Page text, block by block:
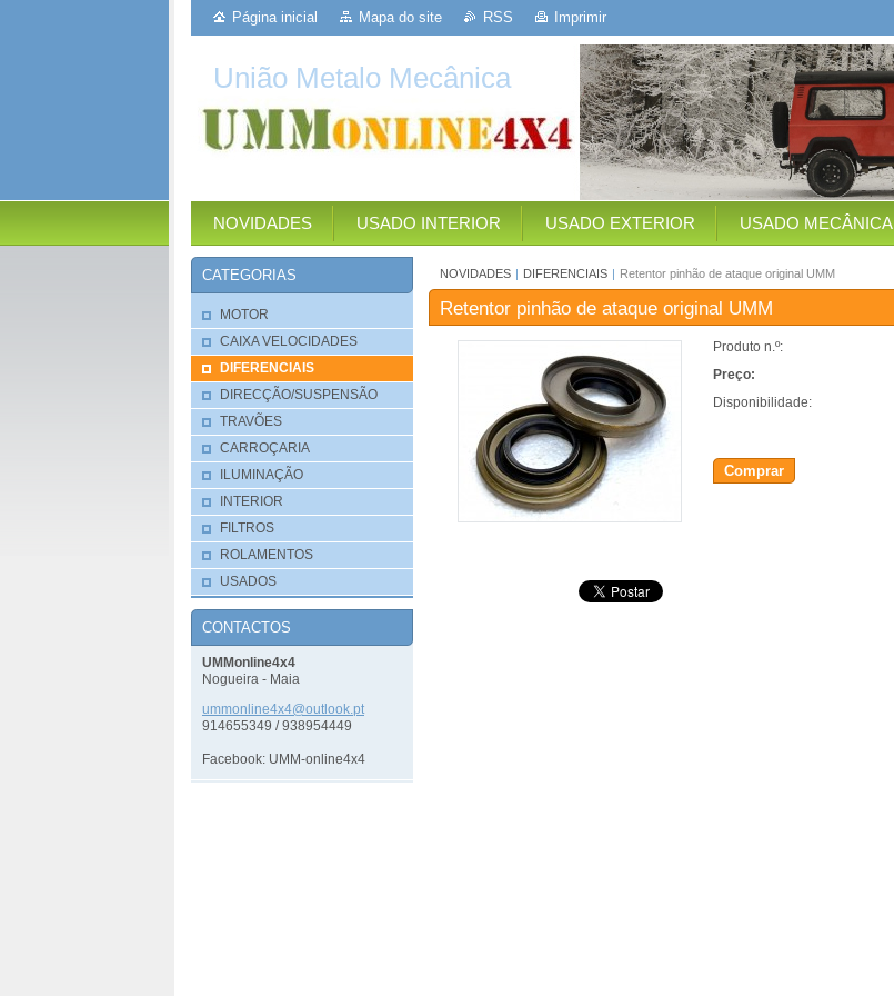
Página inicial Mapa do site RSS Imprimir
União Metalo Mecânica
NOVIDADES USADO INTERIOR USADO EXTERIOR USADO MECÂNICA
NOVIDADES | DIFERENCIAIS | Retentor pinhão de ataque original UMM
Retentor pinhão de ataque original UMM
Produto n.º:
Preço:
Disponibilidade:
Comprar
CATEGORIAS
MOTOR
CAIXA VELOCIDADES
DIFERENCIAIS
DIRECÇÃO/SUSPENSÃO
TRAVÕES
CARROÇARIA
ILUMINAÇÃO
INTERIOR
FILTROS
ROLAMENTOS
USADOS
CONTACTOS
UMMonline4x4
Nogueira - Maia
ummonline4x4@out look.pt
914655349 / 938954449
Facebook: UMM-online4x4